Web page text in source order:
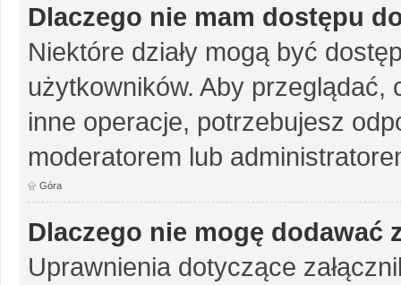
Dlaczego nie mam dostępu
Niektóre działy mogą być
użytkowników. Aby
inne operacje, potrzebujesz
moderatorem lub
Góra
Dlaczego nie mogę dodawać
Uprawnienia dotyczące